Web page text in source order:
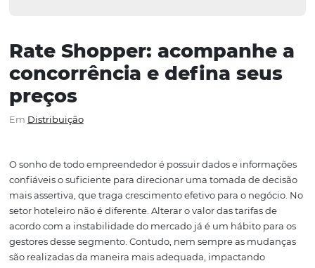
Rate Shopper:
preços
Em Distribuição
O sonho de todo empreendedor é possuir dados e
confiáveis o suficiente para direcionar uma tomada de